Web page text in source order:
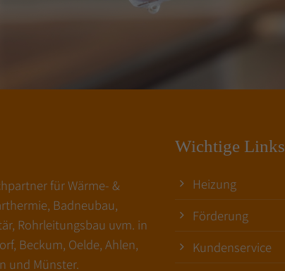
für Wärme- &
Badneubau,
Rohrleitungsbau uvm. in
Beckum, Oelde, Ahlen,
und Münster.
Wichtige Links
Heizung
Förderung
Kundenservice